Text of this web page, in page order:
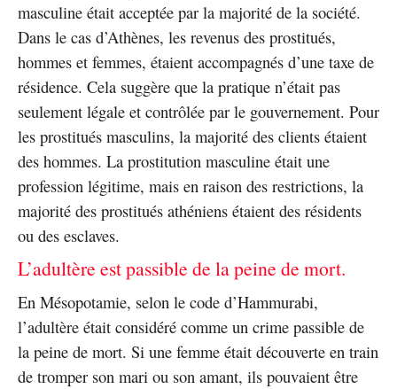
masculine était acceptée par la majorité de la société.
Dans le cas d’Athènes, les revenus des prostitués,
hommes et femmes, étaient accompagnés d’une taxe de
résidence. Cela suggère que la pratique n’était pas
seulement légale et contrôlée par le gouvernement. Pour
les prostitués masculins, la majorité des clients étaient
des hommes. La prostitution masculine était une
profession légitime, mais en raison des restrictions, la
majorité des prostitués athéniens étaient des résidents
ou des esclaves.
L’adultère est passible de la peine de mort.
En Mésopotamie, selon le code d’Hammurabi,
l’adultère était considéré comme un crime passible de
la peine de mort. Si une femme était découverte en train
de tromper son mari ou son amant, ils pouvaient être